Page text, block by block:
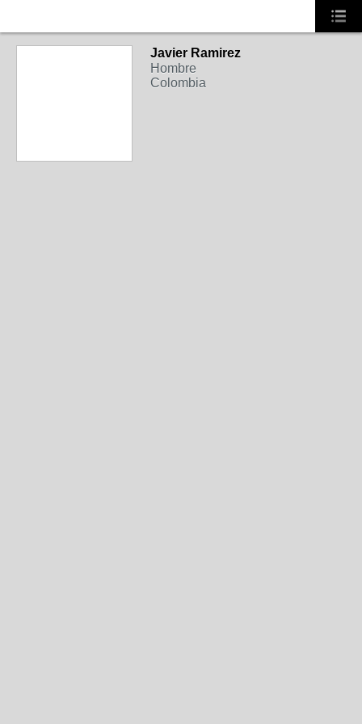
Javier Ramirez
Hombre
Colombia